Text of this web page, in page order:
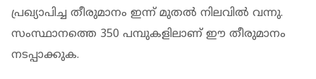
പ്രഖ്യാപിച്ച തീരുമാനം ഇന്ന് മുതൽ നിലവിൽ വന്നു.
സംസ്ഥാനത്തെ 350 പമ്പുകളിലാണ് ഈ തീരുമാനം
നടപ്പാക്കുക.